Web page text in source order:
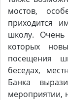
мостов,
приходится
школу.
которых
посещения
беседах,
Банка
мероприятии,